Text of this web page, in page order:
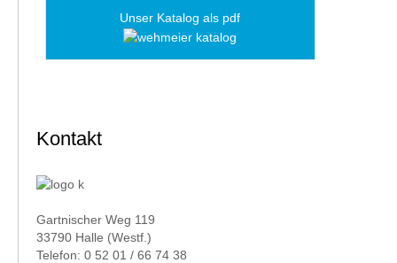
Unser Katalog als pdf
Kontakt
Gartnischer Weg 119
33790 Halle (Westf.)
Telefon: 0 52 01 / 66 74 38